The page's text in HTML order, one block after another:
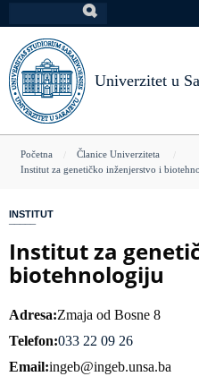
na
glavni
sadržaj
Univerzitet u
You
here
Početna
Članice Univerziteta
Institut za genetičko inženjerstvo i
INSTITUT
Institut za
biotehnologiju
Adresa Zmaja od Bosne 8
Telefon 033 22 09 26
Email ingeb@ingeb.unsa.ba